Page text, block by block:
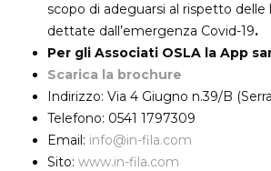
scopo di adeguarsi al rispetto delle
dettate dall’emergenza Covid-19.
Per gli Associati OSLA la App
Scarica la brochure
Indirizzo: Via 4 Giugno n.39/B
Telefono: 0541 1797309
Email: info@in-fila.com
Sito: www.in-fila.com